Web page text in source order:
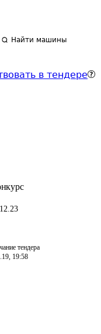
Найти машины
в тендере
тендера
19:58